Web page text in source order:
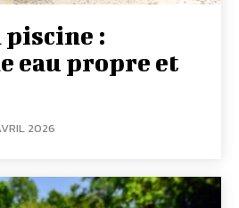
:
eau propre et
2026